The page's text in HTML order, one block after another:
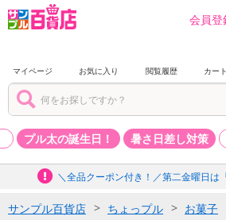
会員登
マイページ お気に入り 閲覧履歴 カート
プル太の誕生日！ 暑さ日差し対策
＼全品クーポン付き！／第二金曜日は
サンプル百貨店 ちょっプル お菓子